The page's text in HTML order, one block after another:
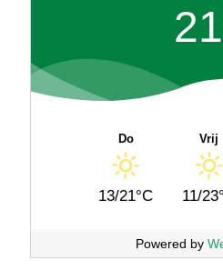
Do
13/21°C
Vrij
11/
Powered by